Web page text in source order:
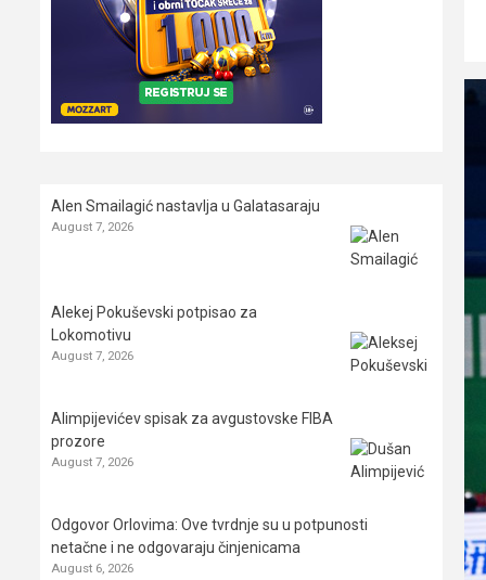
Alen Smailagić nastavlja u Galatasaraju
August 7, 2026
Alekej Pokuševski potpisao za
Lokomotivu
August 7, 2026
Alimpijevićev spisak za avgustovske FIBA
prozore
August 7, 2026
Odgovor Orlovima: ​Ove tvrdnje su u potpunosti
netačne i ne odgovaraju činjenicama
August 6, 2026